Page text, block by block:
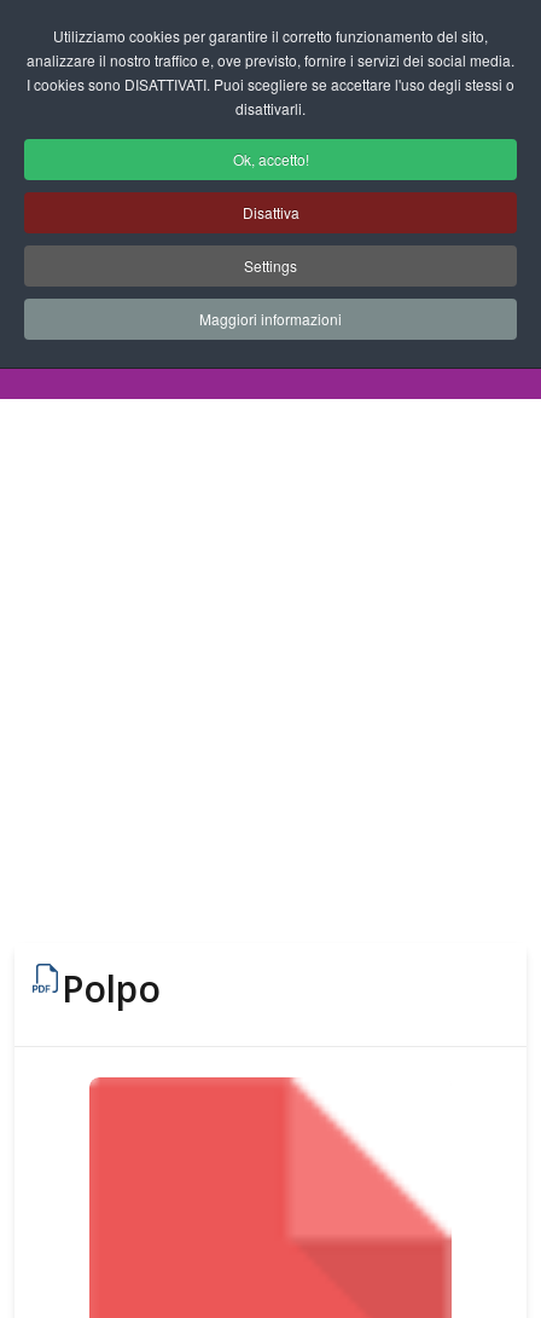
Utilizziamo cookies per garantire il corretto funzionamento del sito,
analizzare il nostro traffico e, ove previsto, fornire i servizi dei social media.
I cookies sono DISATTIVATI. Puoi scegliere se accettare l'uso degli stessi o
disattivarli.
Ok, accetto!
Disattiva
Settings
Maggiori informazioni
fas
Disegni da Colorare Alimenti
Progetti Didattici, Disegni, Schede
Didattiche e tanto altro ancora.
Disegni da Colorare
Polpo